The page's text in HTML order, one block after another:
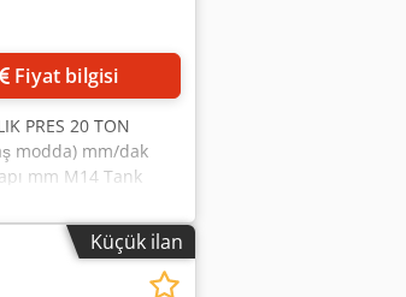
Fiyat bilgisi
PRES 20 TON
modda) mm/dak
mm M14 Tank
1,5 Maks. emilen
Küçük ilan